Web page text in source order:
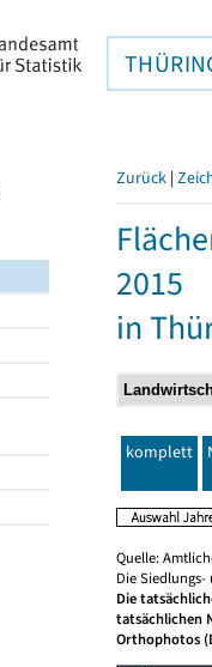
Zurück |
2015
in
komplett
Quelle:
Die
Die
tatsächlichen
Orthophotos